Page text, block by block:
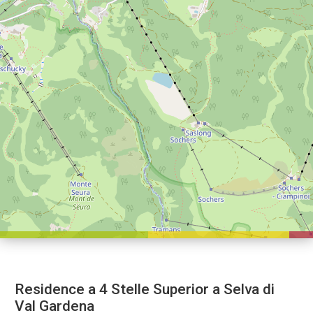
Residence a 4 Stelle Superior a Selva di
Val Gardena